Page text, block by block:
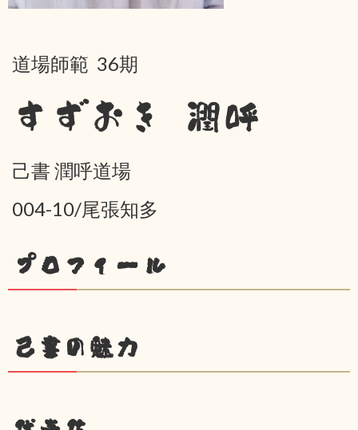
道場師範 36期
すずおき 潤呼
己書 潤呼道場
004-10/尾張知多
プロフィール
己書の魅力